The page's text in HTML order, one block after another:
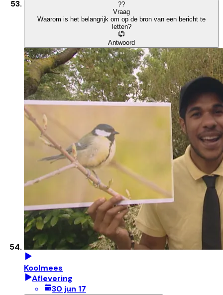
??
Vraag
Waarom is het belangrijk om op de bron van een bericht te
letten?
Antwoord
Koolmees
Aflevering
30 jun 17